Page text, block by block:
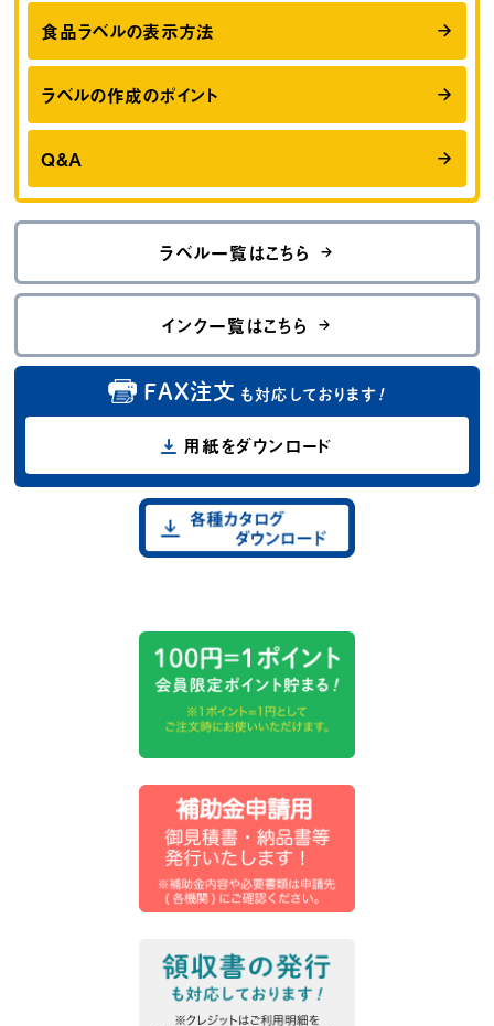
食品ラベルの表示方法
ラベルの作成のポイント
Q&A
ラベル一覧はこちら
インク一覧はこちら
FAX注文 も対応しております ！
用紙をダウンロード